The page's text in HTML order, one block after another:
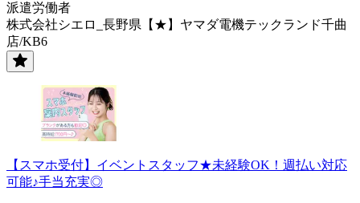
派遣労働者
株式会社シエロ_長野県【★】ヤマダ電機テックランド千曲
店/KB6
【スマホ受付】イベントスタッフ★未経験OK！週払い対応
可能♪手当充実◎